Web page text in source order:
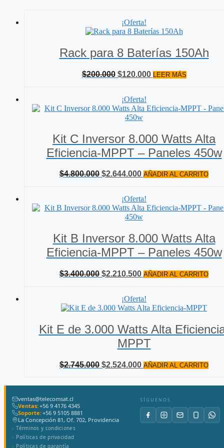
¡Oferta!
Rack para 8 Baterías 150Ah
$200.000 El
era:
$200.000.
$120.000El
$120.000.
LEER MÁS
¡Oferta!
Kit C Inversor 8.000 Watts Alta
Eficiencia-MPPT – Paneles 450w
$4.800.000 El
$4.800.000.
$2.644.000El
es:
$2.644.000.
AÑADIR AL CARRITO
¡Oferta!
Kit B Inversor 8.000 Watts Alta
Eficiencia-MPPT – Paneles 450w
$3.400.000 El
$3.400.000.
$2.210.500El
es:
$2.210.500.
AÑADIR AL CARRITO
¡Oferta!
Kit E de 3.000 Watts Alta
MPPT
$2.745.000 El
$2.745.000.
$2.524.000El
$2.524.000.
AÑADIR AL CARRITO
ventas@telecomsat.cl
Ventas:+56 9 4176 4345
Soporte:+56 9 5105 8881
La Concepción 81, Of. 702, Providencia
SÍGUENOS
Términos y condiciones
Políticas de privacidad
Políticas de garantía